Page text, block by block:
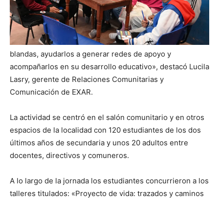
blandas, ayudarlos a generar redes de apoyo y
acompañarlos en su desarrollo educativo», destacó Lucila
Lasry, gerente de Relaciones Comunitarias y
Comunicación de EXAR.
La actividad se centró en el salón comunitario y en otros
espacios de la localidad con 120 estudiantes de los dos
últimos años de secundaria y unos 20 adultos entre
docentes, directivos y comuneros.
A lo largo de la jornada los estudiantes concurrieron a los
talleres titulados: «Proyecto de vida: trazados y caminos